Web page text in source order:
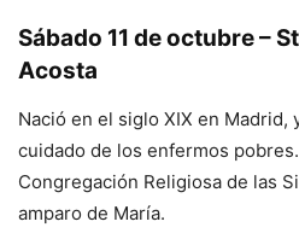
Sábado 11 de octubre –
Acosta
Nació en el siglo XIX en Madrid,
cuidado de los enfermos
Congregación Religiosa de las
amparo de María.